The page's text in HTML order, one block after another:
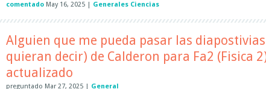
comentado May 16, 2025 Generales Ciencias
Alguien que me pueda pasar las
quieran decir) de Calderon para Fa2 (Fisica
actualizado
preguntado Mar 27, 2025 General